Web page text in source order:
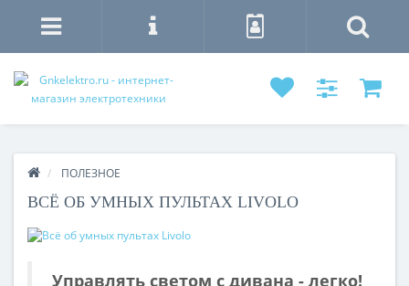
ПОЛЕЗНОЕ
ВСЁ ОБ УМНЫХ ПУЛЬТАХ LIVOLO
Управлять светом с дивана - легко!